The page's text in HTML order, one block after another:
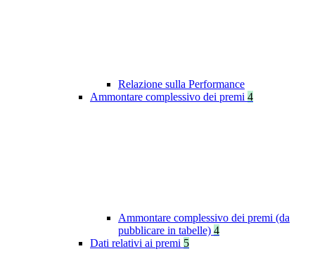
Relazione sulla Performance
Ammontare complessivo dei premi 4
Ammontare complessivo dei premi (da
pubblicare in tabelle) 4
Dati relativi ai premi 5